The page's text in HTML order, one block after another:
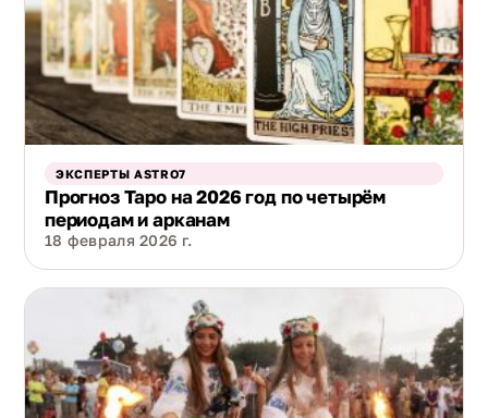
ЭКСПЕРТЫ ASTRO7
Прогноз Таро на 2026 год по четырём
периодам и арканам
18 февраля 2026 г.